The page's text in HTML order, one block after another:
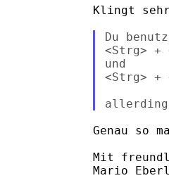
Klingt
Du
<Strg> +
und
<Strg> +
Genau so
Mit
Mario